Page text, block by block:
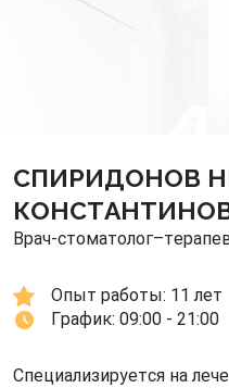
СПИРИДОНОВ
Врач-
Опыт работы: 11 лет
График: 09:00 - 21:00
Специализируется на